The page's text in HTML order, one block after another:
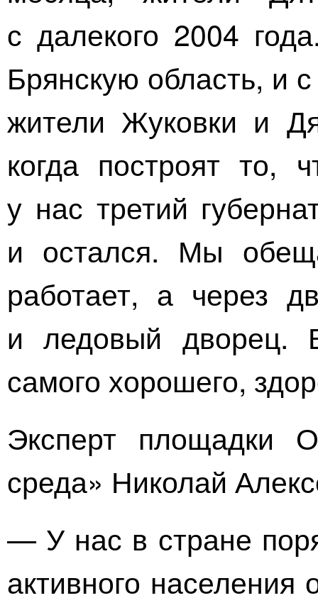
с далекого 2004
Брянскую область, и
жители Жуковки и
когда построят то,
у нас третий
и остался. Мы
работает, а через
и ледовый дворец.
самого хорошего,
Эксперт площадки
среда» Николай
— У нас в стране
активного населения